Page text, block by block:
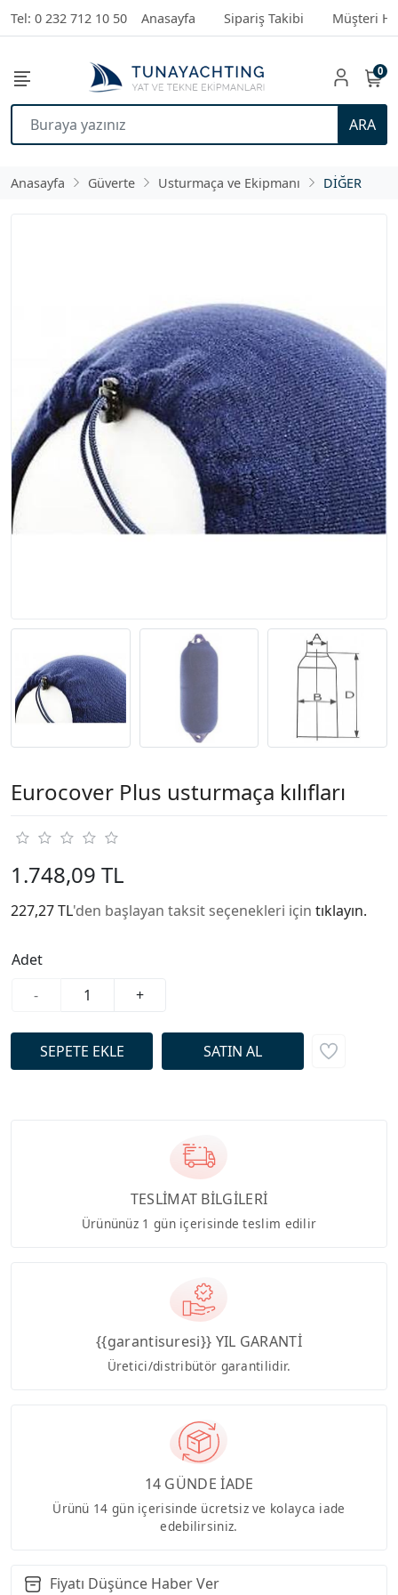
Tel: 0 232 712 10 50 Anasayfa Sipariş Takibi Müşteri
ARA
0
Anasayfa Güverte Usturmaça ve Ekipmanı DİĞER
Eurocover Plus usturmaça kılıfları
1.748,09 TL
227,27 TL'den başlayan taksit seçenekleri için tıklayın.
Adet
-
+
TESLİMAT BİLGİLERİ
Ürününüz 1 gün içerisinde teslim edilir
{{garantisuresi}} YIL GARANTİ
Üretici/distribütör garantilidir.
14 GÜNDE İADE
Ürünü 14 gün içerisinde ücretsiz ve kolayca iade
edebilirsiniz.
Fiyatı Düşünce Haber Ver